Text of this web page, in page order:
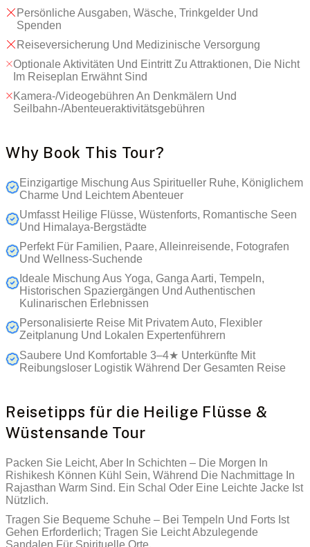
Persönliche Ausgaben, Wäsche, Trinkgelder Und
Spenden
Reiseversicherung Und Medizinische Versorgung
Optionale Aktivitäten Und Eintritt Zu Attraktionen, Die Nicht
Im Reiseplan Erwähnt Sind
Kamera-/Videogebühren An Denkmälern Und
Seilbahn-/Abenteueraktivitätsgebühren
Why Book This Tour?
Einzigartige Mischung Aus Spiritueller Ruhe, Königlichem
Charme Und Leichtem Abenteuer
Umfasst Heilige Flüsse, Wüstenforts, Romantische Seen
Und Himalaya-Bergstädte
Perfekt Für Familien, Paare, Alleinreisende, Fotografen
Und Wellness-Suchende
Ideale Mischung Aus Yoga, Ganga Aarti, Tempeln,
Historischen Spaziergängen Und Authentischen
Kulinarischen Erlebnissen
Personalisierte Reise Mit Privatem Auto, Flexibler
Zeitplanung Und Lokalen Expertenführern
Saubere Und Komfortable 3–4★ Unterkünfte Mit
Reibungsloser Logistik Während Der Gesamten Reise
Reisetipps für die Heilige Flüsse &
Wüstensande Tour
Packen Sie Leicht, Aber In Schichten – Die Morgen In
Rishikesh Können Kühl Sein, Während Die Nachmittage In
Rajasthan Warm Sind. Ein Schal Oder Eine Leichte Jacke Ist
Nützlich.
Tragen Sie Bequeme Schuhe – Bei Tempeln Und Forts Ist
Gehen Erforderlich; Tragen Sie Leicht Abzulegende